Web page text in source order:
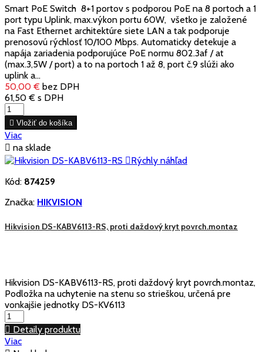
Smart PoE Switch 8+1 portov s podporou PoE na 8 portoch a 1
port typu Uplink, max.výkon portu 60W, všetko je založené
na Fast Ethernet architektúre siete LAN a tak podporuje
prenosovú rýchlosť 10/100 Mbps. Automaticky detekuje a
napája zariadenia podporujúce PoE normu 802.3af / at
(max.3,5W / port) a to na portoch 1 až 8, port č.9 slúži ako
uplink a...
50,00 € bez DPH
61,50 € s DPH
 Vložiť do košíka
Viac
 na sklade
Rýchly náhľad
Kód: 874259
Značka: HIKVISION
Hikvision DS-KABV6113-RS, proti daždový kryt povrch.montaz
Hikvision DS-KABV6113-RS, proti daždový kryt povrch.montaz,
Podložka na uchytenie na stenu so strieškou, určená pre
vonkajšie jednotky DS-KV6113
 Detaily produktu
Viac